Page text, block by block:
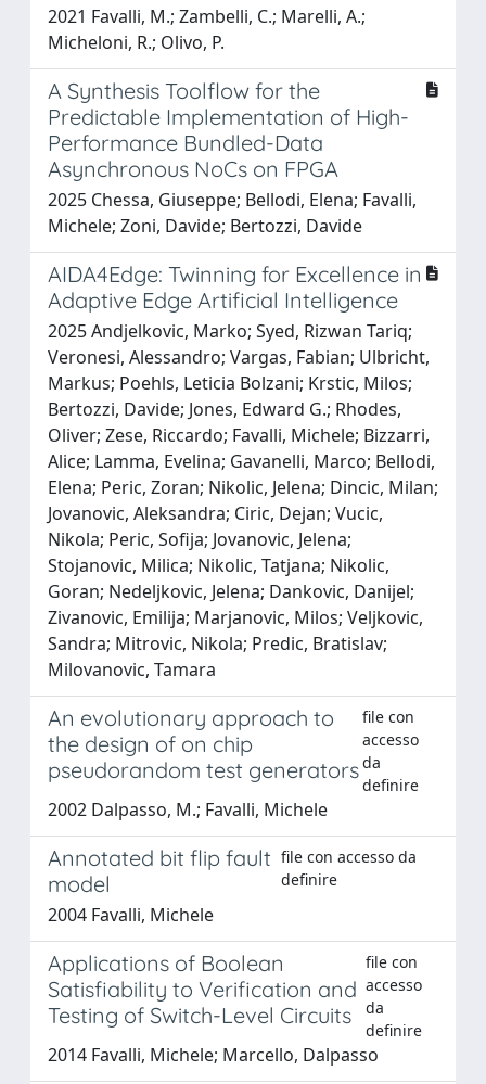
2021 Favalli, M.; Zambelli, C.; Marelli, A.;
Micheloni, R.; Olivo, P.
A Synthesis Toolflow for the
Predictable Implementation of High-
Performance Bundled-Data
Asynchronous NoCs on FPGA
2025 Chessa, Giuseppe; Bellodi, Elena; Favalli,
Michele; Zoni, Davide; Bertozzi, Davide
AIDA4Edge: Twinning for Excellence in
Adaptive Edge Artificial Intelligence
2025 Andjelkovic, Marko; Syed, Rizwan Tariq;
Veronesi, Alessandro; Vargas, Fabian; Ulbricht,
Markus; Poehls, Leticia Bolzani; Krstic, Milos;
Bertozzi, Davide; Jones, Edward G.; Rhodes,
Oliver; Zese, Riccardo; Favalli, Michele; Bizzarri,
Alice; Lamma, Evelina; Gavanelli, Marco; Bellodi,
Elena; Peric, Zoran; Nikolic, Jelena; Dincic, Milan;
Jovanovic, Aleksandra; Ciric, Dejan; Vucic,
Nikola; Peric, Sofija; Jovanovic, Jelena;
Stojanovic, Milica; Nikolic, Tatjana; Nikolic,
Goran; Nedeljkovic, Jelena; Dankovic, Danijel;
Zivanovic, Emilija; Marjanovic, Milos; Veljkovic,
Sandra; Mitrovic, Nikola; Predic, Bratislav;
Milovanovic, Tamara
An evolutionary approach to
the design of on chip
pseudorandom test generators
file con
accesso
da
definire
2002 Dalpasso, M.; Favalli, Michele
Annotated bit flip fault
model
file con accesso da
definire
2004 Favalli, Michele
Applications of Boolean
Satisfiability to Verification and
Testing of Switch-Level Circuits
file con
accesso
da
definire
2014 Favalli, Michele; Marcello, Dalpasso